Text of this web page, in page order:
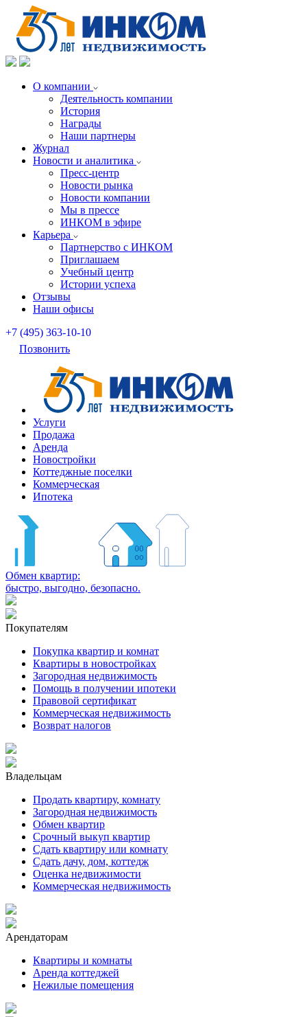
О компании
Деятельность компании
История
Награды
Наши партнеры
Журнал
Новости и аналитика
Пресс-центр
Новости рынка
Новости компании
Мы в прессе
ИНКОМ в эфире
Карьера
Партнерство с ИНКОМ
Приглашаем
Учебный центр
Истории успеха
Отзывы
Наши офисы
+7 (495) 363-10-10
Позвонить
Услуги
Продажа
Аренда
Новостройки
Коттеджные поселки
Коммерческая
Ипотека
Обмен квартир:
быстро, выгодно, безопасно.
Покупателям
Покупка квартир и комнат
Квартиры в новостройках
Загородная недвижимость
Помощь в получении ипотеки
Правовой сертификат
Коммерческая недвижимость
Возврат налогов
Владельцам
Продать квартиру, комнату
Загородная недвижимость
Обмен квартир
Срочный выкуп квартир
Сдать квартиру или комнату
Сдать дачу, дом, коттедж
Оценка недвижимости
Коммерческая недвижимость
Арендаторам
Квартиры и комнаты
Аренда коттеджей
Нежилые помещения